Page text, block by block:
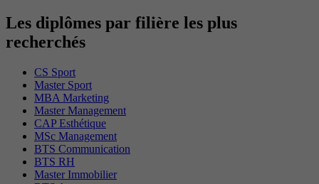
Les diplômes par filière les plus
recherchés
CS Sport
Master Sport
MBA Marketing
Master Management
CAP Esthétique
MSc Management
BTS Communication
BTS RH
Master Immobilier